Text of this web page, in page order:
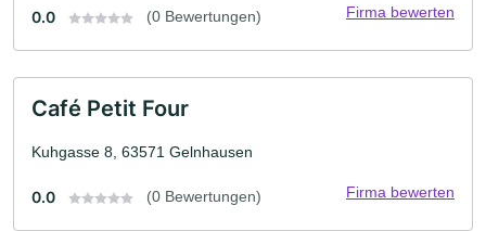
0.0 (0 Bewertungen) Firma bewerten
Café Petit Four
Kuhgasse 8, 63571 Gelnhausen
0.0 (0 Bewertungen) Firma bewerten